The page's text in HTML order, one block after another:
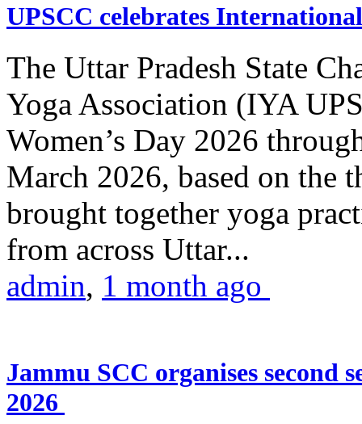
UPSCC celebrates
The Uttar Pradesh State
Yoga Association (IYA
Women’s Day 2026
March 2026, based on the
brought together yoga
from across Uttar...
admin, 1 month ago
Jammu SCC organises second
2026